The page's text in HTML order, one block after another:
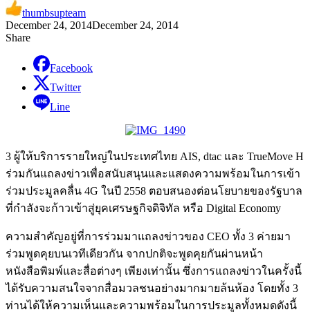
thumbsupteam
December 24, 2014December 24, 2014
Share
Facebook
Twitter
Line
3 ผู้ให้บริการรายใหญ่ในประเทศไทย AIS, dtac และ TrueMove H
ร่วมกันแถลงข่าวเพื่อสนับสนุนและแสดงความพร้อมในการเข้า
ร่วมประมูลคลื่น 4G ในปี 2558 ตอบสนองต่อนโยบายของรัฐบาล
ที่กำลังจะก้าวเข้าสู่ยุคเศรษฐกิจดิจิทัล หรือ Digital Economy
ความสำคัญอยู่ที่การร่วมมาแถลงข่าวของ CEO ทั้ง 3 ค่ายมา
ร่วมพูดคุยบนเวทีเดียวกัน จากปกติจะพูดคุยกันผ่านหน้า
หนังสือพิมพ์และสื่อต่างๆ เพียงเท่านั้น ซึ่งการแถลงข่าวในครั้งนี้
ได้รับความสนใจจากสื่อมวลชนอย่างมากมายล้นห้อง โดยทั้ง 3
ท่านได้ให้ความเห็นและความพร้อมในการประมูลทั้งหมดดังนี้